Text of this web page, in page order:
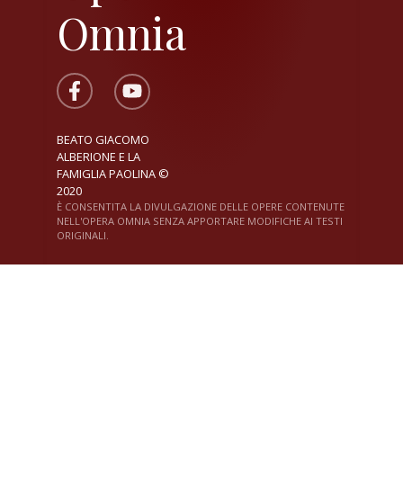
Omnia
BEATO GIACOMO
ALBERIONE E LA
FAMIGLIA PAOLINA ©
2020
È CONSENTITA LA DIVULGAZIONE DELLE OPERE CONTENUTE
NELL'OPERA OMNIA SENZA APPORTARE MODIFICHE AI TESTI
ORIGINALI.